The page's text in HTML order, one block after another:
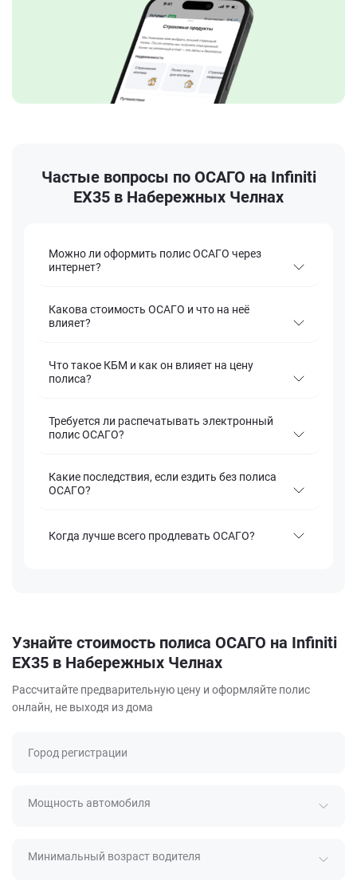
Частые вопросы по ОСАГО на Infiniti
EX35 в Набережных Челнах
Можно ли оформить полис ОСАГО через
интернет?
Какова стоимость ОСАГО и что на неё
влияет?
Что такое КБМ и как он влияет на цену
полиса?
Требуется ли распечатывать электронный
полис ОСАГО?
Какие последствия, если ездить без полиса
ОСАГО?
Когда лучше всего продлевать ОСАГО?
Узнайте стоимость полиса ОСАГО на Infiniti
EX35 в Набережных Челнах
Рассчитайте предварительную цену и оформляйте полис
онлайн, не выходя из дома
Город регистрации
Мощность автомобиля
Минимальный возраст водителя